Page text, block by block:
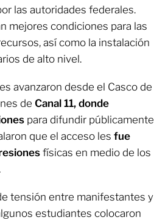
las autoridades federales.
mejores condiciones para las
así como la instalación
de alto nivel.
avanzaron desde el Casco de
de Canal 11, donde
para difundir públicamente
que el acceso les fue
físicas en medio de los
tensión entre manifestantes y
estudiantes colocaron